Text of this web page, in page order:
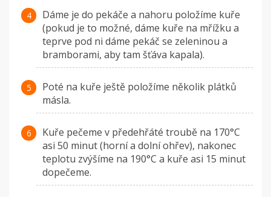
Dáme je do pekáče a nahoru položíme kuře
(pokud je to možné, dáme kuře na mřížku a
teprve pod ni dáme pekáč se zeleninou a
bramborami, aby tam šťáva kapala).
Poté na kuře ještě položíme několik plátků
másla.
Kuře pečeme v předehřáté troubě na 170°C
asi 50 minut (horní a dolní ohřev), nakonec
teplotu zvýšíme na 190°C a kuře asi 15 minut
dopečeme.